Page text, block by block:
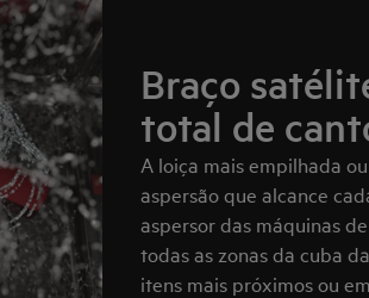
Braço
total de
A loiça mais empilhada
aspersão que alcance
aspersor das máquinas
todas as zonas da cuba
itens mais próximos ou